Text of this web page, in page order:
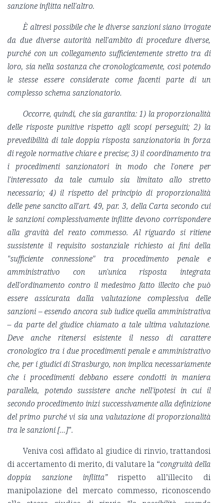
sanzione inflitta nell'altro.
È altresì possibile che le diverse sanzioni siano irrogate
da due diverse autorità nell'ambito di procedure diverse,
purché con un collegamento sufficientemente stretto tra di
loro, sia nella sostanza che cronologicamente, così potendo
le stesse essere considerate come facenti parte di un
complesso schema sanzionatorio.
Occorre, quindi, che sia garantita: 1) la proporzionalità
delle risposte punitive rispetto agli scopi perseguiti; 2) la
prevedibilità di tale doppia risposta sanzionatoria in forza
di regole normative chiare e precise; 3) il coordinamento tra
i procedimenti sanzionatori in modo che l'onere per
l'interessato da tale cumulo sia limitato allo stretto
necessario; 4) il rispetto del principio di proporzionalità
delle pene sancito all'art. 49, par. 3, della Carta secondo cui
le sanzioni complessivamente inflitte devono corrispondere
alla gravità del reato commesso. Al riguardo si ritiene
sussistente il requisito sostanziale richiesto ai fini della
"sufficiente connessione" tra procedimento penale e
amministrativo con un'unica risposta integrata
dell'ordinamento contro il medesimo fatto illecito che può
essere assicurata dalla valutazione complessiva delle
sanzioni – essendo ancora sub iudice quella amministrativa
– da parte del giudice chiamato a tale ultima valutazione.
Deve anche ritenersi esistente il nesso di carattere
cronologico tra i due procedimenti penale e amministrativo
che, per i giudici di Strasburgo, non implica necessariamente
che i procedimenti debbano essere condotti in maniera
parallela, potendo sussistere anche nell'ipotesi in cui il
secondo procedimento inizi successivamente alla definizione
del primo purché vi sia una valutazione di proporzionalità
tra le sanzioni [...]”.
Veniva così affidato al giudice di rinvio, trattandosi
di accertamento di merito, di valutare la “congruità della
doppia sanzione inflitta”rispetto all’illecito di
manipolazione del mercato commesso, riconoscendo